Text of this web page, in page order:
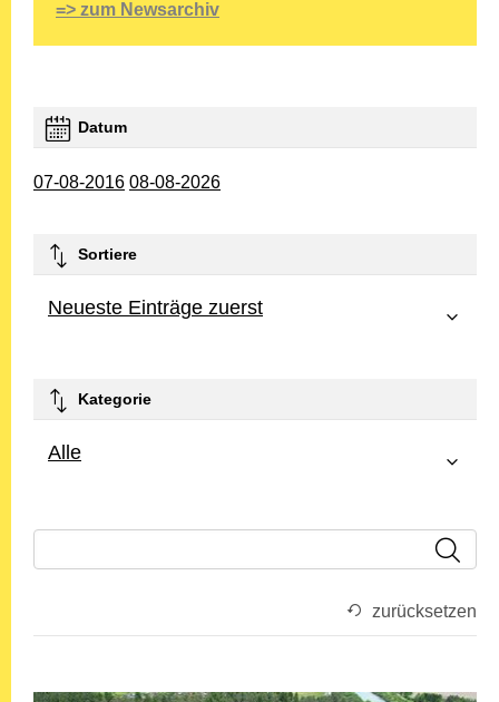
=> zum Newsarchiv
Datum
07-08-2016 08-08-2026
Sortiere
Neueste Einträge zuerst
Kategorie
Alle
zurücksetzen